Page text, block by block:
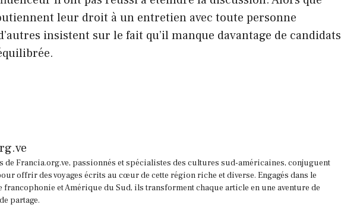
leur droit à un entretien avec toute personne
insistent sur le fait qu’il manque davantage de candidats
de Francia.org.ve, passionnés et spécialistes des cultures sud-américaines, conjuguent
offrir des voyages écrits au cœur de cette région riche et diverse. Engagés dans le
francophonie et Amérique du Sud, ils transforment chaque article en une aventure de
partage.